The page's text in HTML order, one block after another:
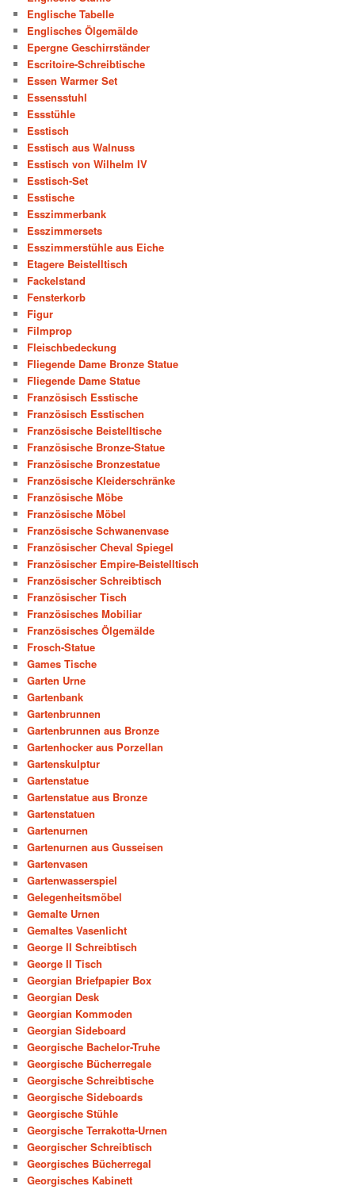
Englische Tabelle
Englisches Ölgemälde
Epergne Geschirrständer
Escritoire-Schreibtische
Essen Warmer Set
Essensstuhl
Essstühle
Esstisch
Esstisch aus Walnuss
Esstisch von Wilhelm IV
Esstisch-Set
Esstische
Esszimmerbank
Esszimmersets
Esszimmerstühle aus Eiche
Etagere Beistelltisch
Fackelstand
Fensterkorb
Figur
Filmprop
Fleischbedeckung
Fliegende Dame Bronze Statue
Fliegende Dame Statue
Französisch Esstische
Französisch Esstischen
Französische Beistelltische
Französische Bronze-Statue
Französische Bronzestatue
Französische Kleiderschränke
Französische Möbe
Französische Möbel
Französische Schwanenvase
Französischer Cheval Spiegel
Französischer Empire-Beistelltisch
Französischer Schreibtisch
Französischer Tisch
Französisches Mobiliar
Französisches Ölgemälde
Frosch-Statue
Games Tische
Garten Urne
Gartenbank
Gartenbrunnen
Gartenbrunnen aus Bronze
Gartenhocker aus Porzellan
Gartenskulptur
Gartenstatue
Gartenstatue aus Bronze
Gartenstatuen
Gartenurnen
Gartenurnen aus Gusseisen
Gartenvasen
Gartenwasserspiel
Gelegenheitsmöbel
Gemalte Urnen
Gemaltes Vasenlicht
George II Schreibtisch
George II Tisch
Georgian Briefpapier Box
Georgian Desk
Georgian Kommoden
Georgian Sideboard
Georgische Bachelor-Truhe
Georgische Bücherregale
Georgische Schreibtische
Georgische Sideboards
Georgische Stühle
Georgische Terrakotta-Urnen
Georgischer Schreibtisch
Georgisches Bücherregal
Georgisches Kabinett